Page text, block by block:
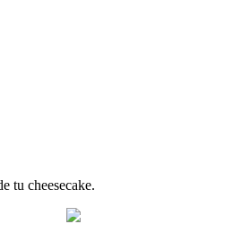
tu cheesecake.